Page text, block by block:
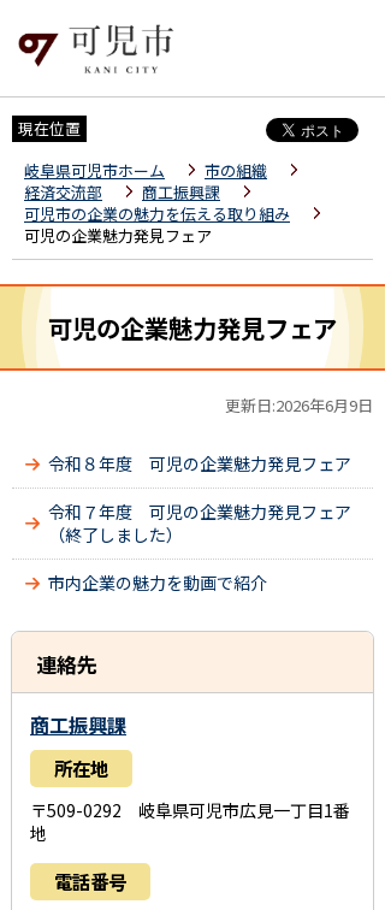
現在位置
岐阜県可児市ホーム
市の組織
経済交流部
商工振興課
可児市の企業の魅力を伝える取り組み
可児の企業魅力発見フェア
可児の企業魅力発見フェア
更新日:2026年6月9日
令和８年度 可児の企業魅力発見フェア
令和７年度 可児の企業魅力発見フェア
（終了しました）
市内企業の魅力を動画で紹介
連絡先
商工振興課
所在地
〒509-0292 岐阜県可児市広見一丁目1番
地
電話番号